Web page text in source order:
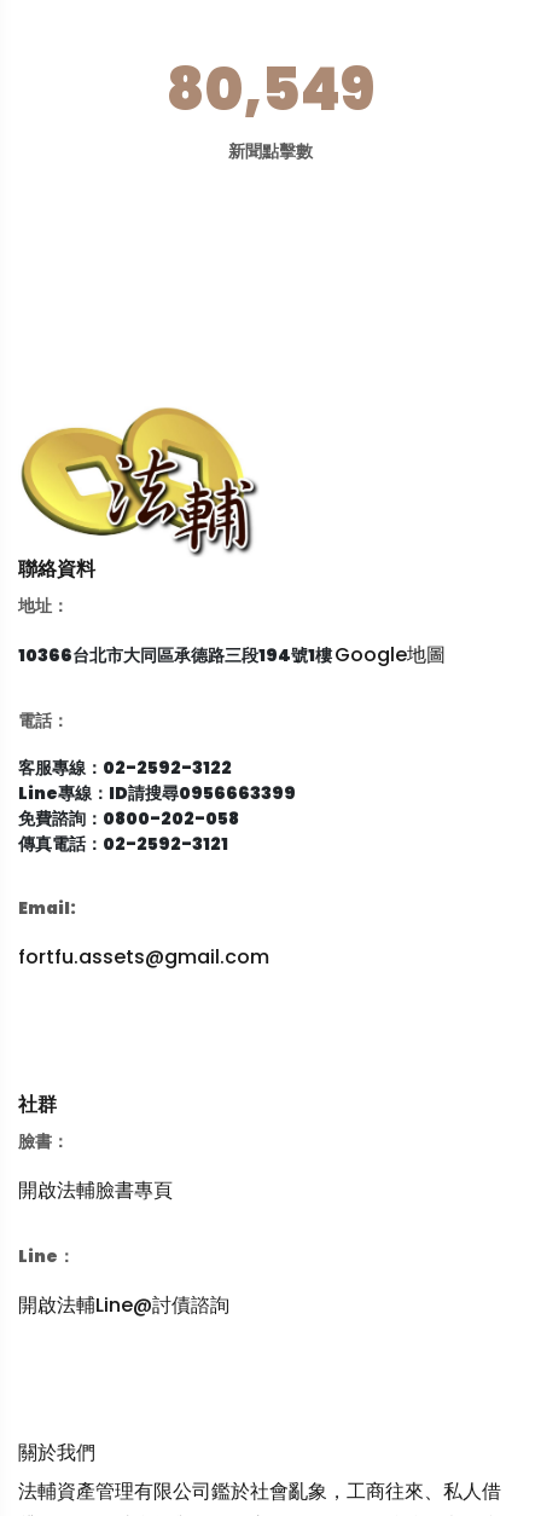
80,549
新聞點擊數
聯絡資料
地址：
10366台北市大同區承德路三段194號1樓Google地圖
電話：
客服專線：02-2592-3122
Line專線：ID請搜尋0956663399
免費諮詢：0800-202-058
傳真電話：02-2592-3121
Email:
fortfu.assets@gmail.com
社群
臉書：
開啟法輔臉書專頁
Line：
開啟法輔Line@討債諮詢
關於我們
法輔資產管理有限公司鑑於社會亂象，工商往來、私人借